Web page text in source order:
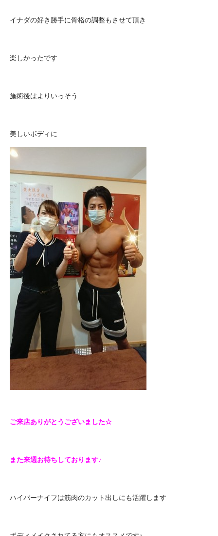
イナダの好き勝手に骨格の調整もさせて頂き
楽しかったです
施術後はよりいっそう
美しいボディに
ご来店ありがとうございました☆
また来週お待ちしております♪
ハイパーナイフは筋肉のカット出しにも活躍します